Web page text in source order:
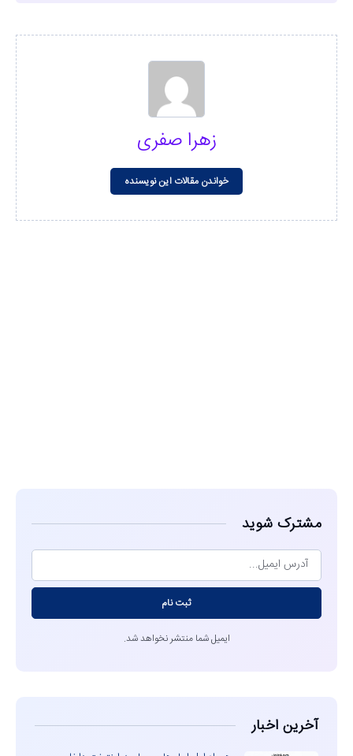
زهرا صفری
خواندن مقالات این نویسنده
مشترک شوید
ثبت نام
ایمیل شما منتشر نخواهد شد.
آخرین اخبار